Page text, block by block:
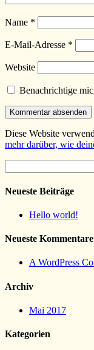
Name *
E-Mail-Adresse *
Website
Benachrichtige
Diese Website
mehr darüber, wie
nach:
Neueste Beiträge
Hello world!
Neueste Kommentare
A WordPress
Archiv
Mai 2017
Kategorien